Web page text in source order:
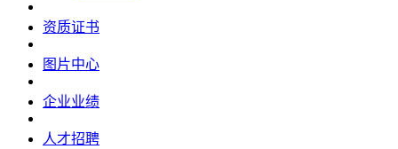
资质证书
图片中心
企业业绩
人才招聘